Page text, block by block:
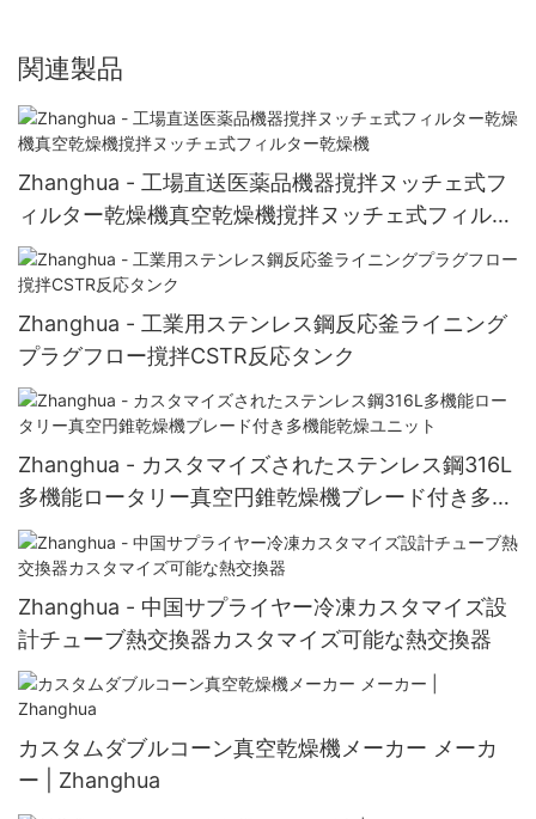
関連製品
Zhanghua - 工場直送医薬品機器撹拌ヌッチェ式フ
ィルター乾燥機真空乾燥機撹拌ヌッチェ式フィルタ
ー乾燥機
Zhanghua - 工業用ステンレス鋼反応釜ライニング
プラグフロー撹拌CSTR反応タンク
Zhanghua - カスタマイズされたステンレス鋼316L
多機能ロータリー真空円錐乾燥機ブレード付き多機
能乾燥ユニット
Zhanghua - 中国サプライヤー冷凍カスタマイズ設
計チューブ熱交換器カスタマイズ可能な熱交換器
カスタムダブルコーン真空乾燥機メーカー メーカ
ー | Zhanghua